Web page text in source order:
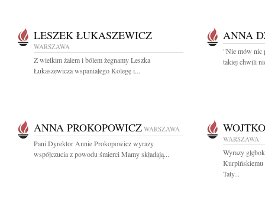
LESZEK ŁUKASZEWICZ
WARSZAWA
Z wielkim żalem i bólem żegnamy Leszka
Łukaszewicza wspaniałego Kolegę i...
ANNA
"Nie mów nic
takiej chwili
ANNA PROKOPOWICZ WARSZAWA
Pani Dyrektor Annie Prokopowicz wyrazy
współczucia z powodu śmierci Mamy składają...
WARSZAWA
Wyrazy
Kurpińskiemu
Taty...